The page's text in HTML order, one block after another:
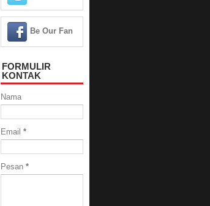
Be Our Fan
FORMULIR
KONTAK
Nama
Email *
Pesan *